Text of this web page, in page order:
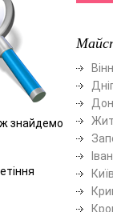
ж знайдемо
Київ